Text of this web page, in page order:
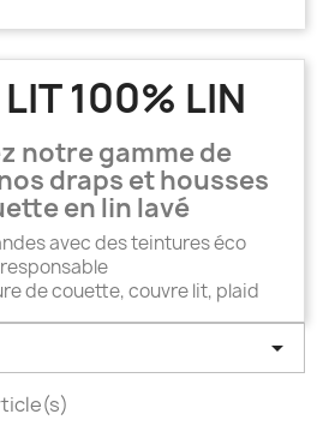
100% LIN
notre gamme de
draps et housses
en lin lavé
avec des teintures éco
responsable
de couette, couvre lit, plaid
